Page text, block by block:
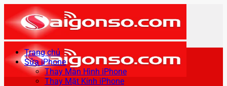
qua
nội
dung
Trang chủ
Sửa iPhone
Thay Màn Hình iPhone
Thay Mặt Kính iPhone